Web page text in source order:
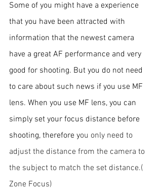
Some of you might have a experience
that you have been attracted with
information that the newest camera
have a great AF performance and very
good for shooting. But you do not need
to care about such news if you use MF
lens. When you use MF lens, you can
simply set your focus distance before
shooting, therefore you only need to
adjust the distance from the camera to
the subject to match the set distance.(
Zone Focus)